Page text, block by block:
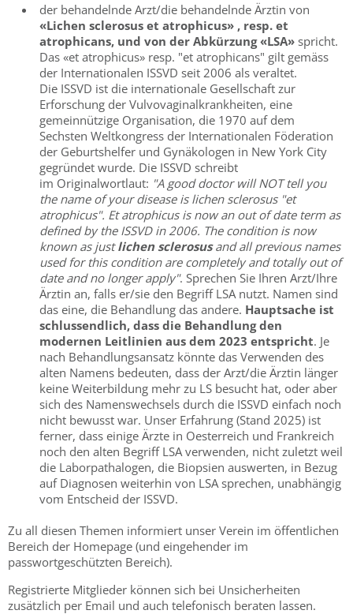
der behandelnde Arzt/die behandelnde Ärztin von
«Lichen sclerosus et atrophicus» , resp. et
atrophicans, und von der Abkürzung «LSA» spricht.
Das «et atrophicus» resp. "et atrophicans" gilt gemäss
der Internationalen ISSVD seit 2006 als veraltet.
Die ISSVD ist die internationale Gesellschaft zur
Erforschung der Vulvovaginalkrankheiten, eine
gemeinnützige Organisation, die 1970 auf dem
Sechsten Weltkongress der Internationalen Föderation
der Geburtshelfer und Gynäkologen in New York City
gegründet wurde. Die ISSVD schreibt
im Originalwortlaut: "A good doctor will NOT tell you
the name of your disease is lichen sclerosus "et
atrophicus". Et atrophicus is now an out of date term as
defined by the ISSVD in 2006. The condition is now
known as justlichen sclerosusand all previous names
used for this condition are completely and totally out of
date and no longer apply". Sprechen Sie Ihren Arzt/Ihre
Ärztin an, falls er/sie den Begriff LSA nutzt. Namen sind
das eine, die Behandlung das andere. Hauptsache ist
schlussendlich, dass die Behandlung den
modernen Leitlinien aus dem 2023 entspricht. Je
nach Behandlungsansatz könnte das Verwenden des
alten Namens bedeuten, dass der Arzt/die Ärztin länger
keine Weiterbildung mehr zu LS besucht hat, oder aber
sich des Namenswechsels durch die ISSVD einfach noch
nicht bewusst war. Unser Erfahrung (Stand 2025) ist
ferner, dass einige Ärzte in Oesterreich und Frankreich
noch den alten Begriff LSA verwenden, nicht zuletzt weil
die Laborpathalogen, die Biopsien auswerten, in Bezug
auf Diagnosen weiterhin von LSA sprechen, unabhängig
vom Entscheid der ISSVD.
Zu all diesen Themen informiert unser Verein im öffentlichen
Bereich der Homepage (und eingehender im
passwortgeschützten Bereich).
Registrierte Mitglieder können sich bei Unsicherheiten
zusätzlich per Email und auch telefonisch beraten lassen.